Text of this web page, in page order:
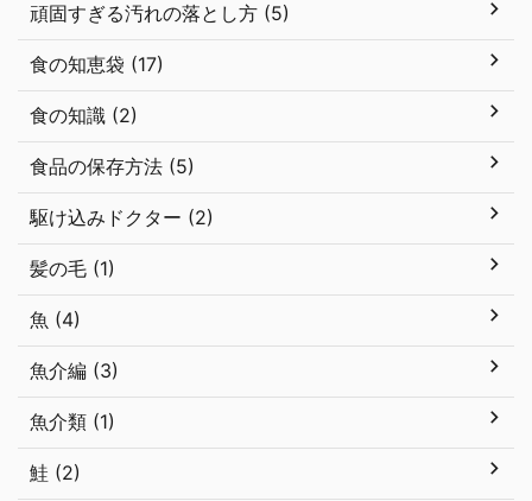
頑固すぎる汚れの落とし方 (5)
食の知恵袋 (17)
食の知識 (2)
食品の保存方法 (5)
駆け込みドクター (2)
髪の毛 (1)
魚 (4)
魚介編 (3)
魚介類 (1)
鮭 (2)